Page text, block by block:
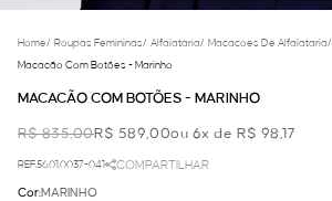
Home/ Roupas Femininas/ Alfaiataria/ Macacoes De Alfaiataria/
Macacão Com Botões - Marinho
MACACÃO COM BOTÕES - MARINHO
R$ 835,00R$ 589,00ou 6x de R$ 98,17
REF.56.01.0037-041 COMPARTILHAR
Cor:MARINHO